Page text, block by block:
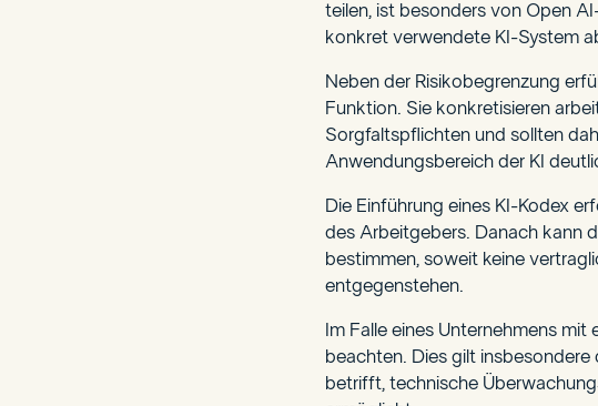
teilen, ist besonders von Open
konkret verwendete KI-System
Neben der Risikobegrenzung
Funktion. Sie konkretisieren
Sorgfaltspflichten und sollten
Anwendungsbereich der KI
Die Einführung eines KI-Kodex
des Arbeitgebers. Danach kann
bestimmen, soweit keine
entgegenstehen.
Im Falle eines Unternehmens
beachten. Dies gilt
betrifft, technische